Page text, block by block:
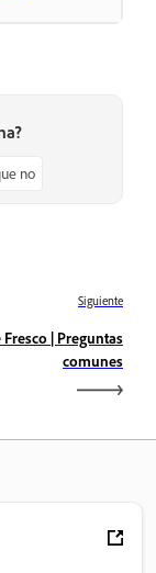
no
Siguiente
| Preguntas
comunes